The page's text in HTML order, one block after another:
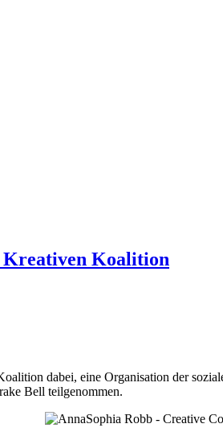
Kreativen Koalition
dabei, eine Organisation der
Bell teilgenommen.